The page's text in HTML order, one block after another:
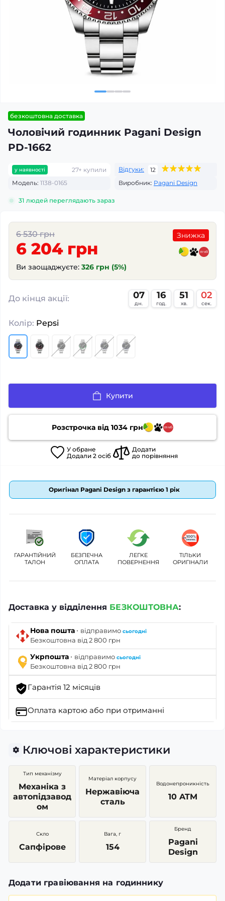
безкоштовна доставка
Чоловічий годинник Pagani Design
PD-1662
у наявності 27+ купили Відгуки:
12
Модель: 1138-0165 Виробник: Pagani Design
31 людей переглядають зараз
6 530 грн
6 204 грн
Ви заощаджуєте: 326 грн (5%)
Знижка
До кінця акції: 07
дн.
16
год.
51
хв.
01
сек.
Колір: Pepsi
Купити
Розстрочка від 1034 грн
У обране
Додали 2осіб
Додати
до порівняння
Оригінал Pagani Design з гарантією 1 рік
ГАРАНТІЙНИЙ
ТАЛОН
БЕЗПЕЧНА
ОПЛАТА
ЛЕГКЕ
ПОВЕРНЕННЯ
ТІЛЬКИ
ОРИГІНАЛИ
Доставка у відділення БЕЗКОШТОВНА:
Нова пошта · відправимо сьогодні
Безкоштовна від 2 800 грн
Укрпошта · відправимо сьогодні
Безкоштовна від 2 800 грн
Гарантія 12 місяців
Оплата картою або при отриманні
Ключові характеристики
Тип механізму
Механіка з
автопідзавод
ом
Матеріал корпусу
Нержавіюча
сталь
Водонепроникність
10 ATM
Скло
Сапфірове
Вага, г
154
Бренд
Pagani
Design
Додати гравіювання на годиннику